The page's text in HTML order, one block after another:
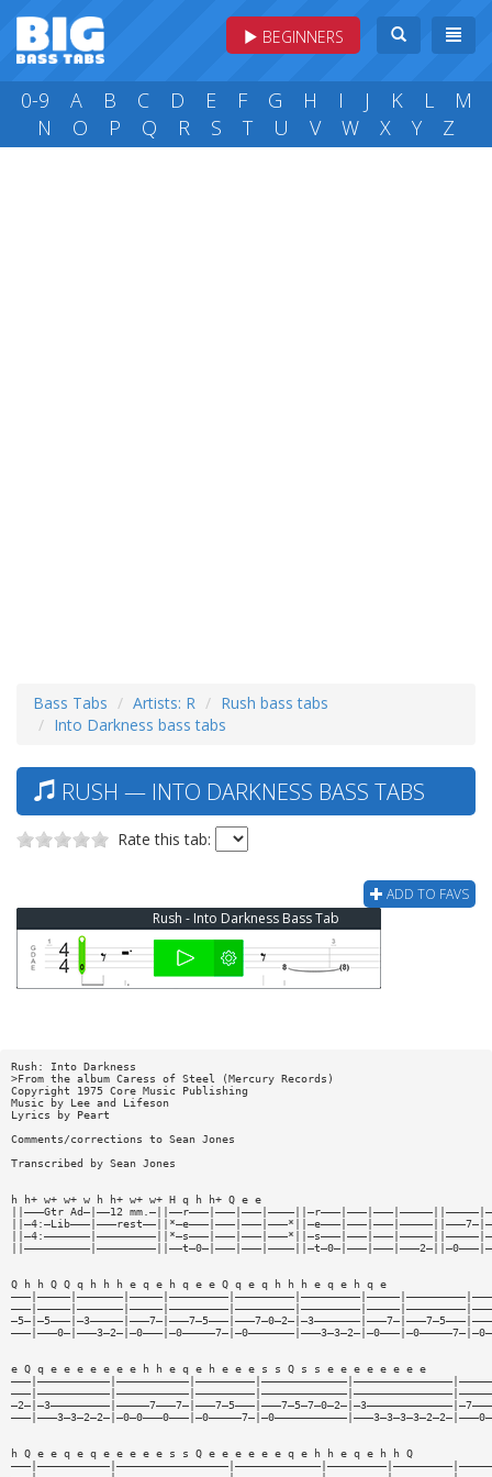
BEGINNERS
0-9 A B C D E F G H I J K L
M
N
O P Q R S T U V W X Y Z
Bass Tabs Artists: R
Rush bass tabs
Into Darkness bass tabs
RUSH — INTO DARKNESS BASS TABS
Rate this tab:
ADD TO FAVS
Rush - Into Darkness Bass Tab
Rush: Into Darkness
>From the album Caress of Steel (Mercury Records)
Copyright 1975 Core Music Publishing
Music by Lee and Lifeson
Lyrics by Peart
Comments/corrections to Sean Jones
Transcribed by Sean Jones
h h+ w+ w+ w h h+ w+ w+ H q h h+ Q e e
||———Gtr Ad—|——12
Q h h Q Q q h h h e q e h q e e Q q e q h h h e q e h q e
e Q q e e e e e e e h h e q e h e e e s s Q s s e e e e e e e e
h Q e e q e q e e e e e s s Q e e e e e e q e h h e q e h h Q